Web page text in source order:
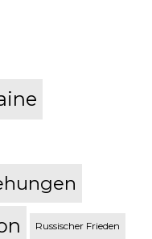
Russischer Frieden